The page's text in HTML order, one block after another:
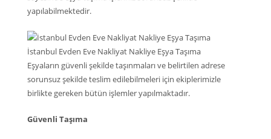
yapılabilmektedir.
İstanbul Evden Eve Nakliyat Nakliye Eşya Taşıma
Eşyaların güvenli şekilde taşınmaları ve belirtilen adrese
sorunsuz şekilde teslim edilebilmeleri için ekiplerimizle
birlikte gereken bütün işlemler yapılmaktadır.
Güvenli Taşıma